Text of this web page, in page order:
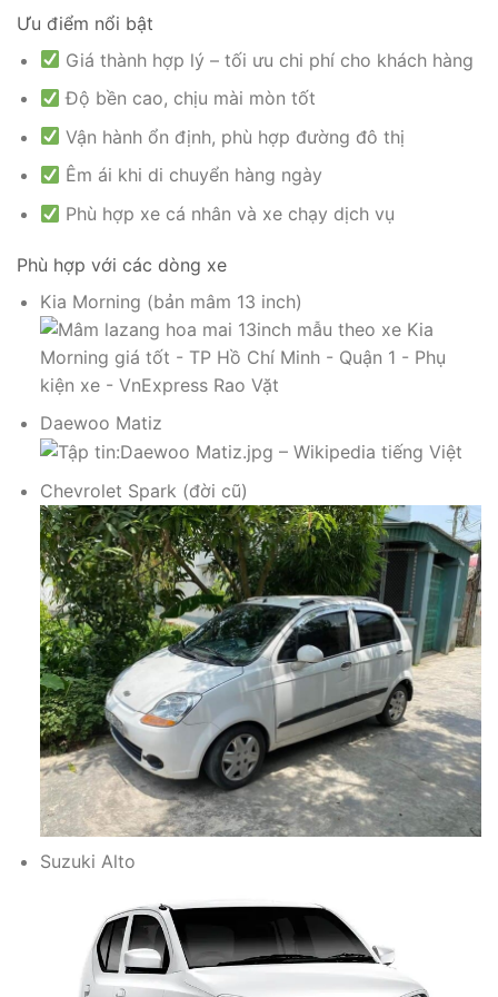
Ưu điểm nổi bật
Giá thành hợp lý – tối ưu chi phí cho khách hàng
Độ bền cao, chịu mài mòn tốt
Vận hành ổn định, phù hợp đường đô thị
Êm ái khi di chuyển hàng ngày
Phù hợp xe cá nhân và xe chạy dịch vụ
Phù hợp với các dòng xe
Kia Morning (bản mâm 13 inch)
Daewoo Matiz
Chevrolet Spark (đời cũ)
Suzuki Alto